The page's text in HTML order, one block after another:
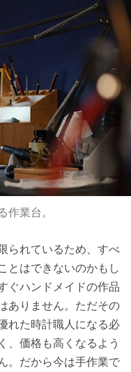
作業台。
られているため、すべ
とはできないのかもし
ぐハンドメイドの作品
ありません。ただその
れた時計職人になる必
、価格も高くなるよう
。だから今は手作業で